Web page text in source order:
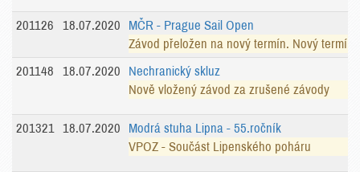
201126 18.07.2020
MČR - Prague Sail Open
Závod přeložen na nový termín. Nový
201148
18.07.2020
Nechranický skluz
Nově vložený závod za zrušené závody
201321 18.07.2020
Modrá stuha Lipna - 55.ročník
VPOZ - Součást Lipenského poháru